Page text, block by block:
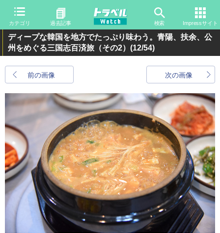
カテゴリ 過去記事 検索 Impressサイト
ディープな韓国を地方でたっぷり味わう。青陽、扶余、公
州をめぐる三国志百済旅（その2） (12/54)
前の画像 次の画像